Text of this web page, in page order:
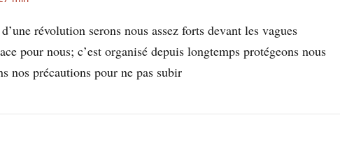
révolution serons nous assez forts devant les vagues
pour nous; c’est organisé depuis longtemps protégeons nous
nos précautions pour ne pas subir